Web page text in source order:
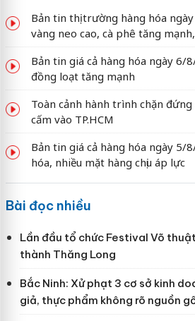
Bản tin thị trường hàng hóa
vàng neo cao, cà phê tăng
Bản tin giá cả hàng hóa ngày 6/
đồng loạt tăng mạnh
Toàn cảnh hành trình chặn
cấm vào TP.HCM
Bản tin giá cả hàng hóa ngày 5/
hóa, nhiều mặt hàng chịu áp lực
Bài đọc nhiều
Lần đầu tổ chức Festival Võ
thành Thăng Long
Bắc Ninh: Xử phạt 3 cơ sở kinh
giả, thực phẩm không rõ nguồn